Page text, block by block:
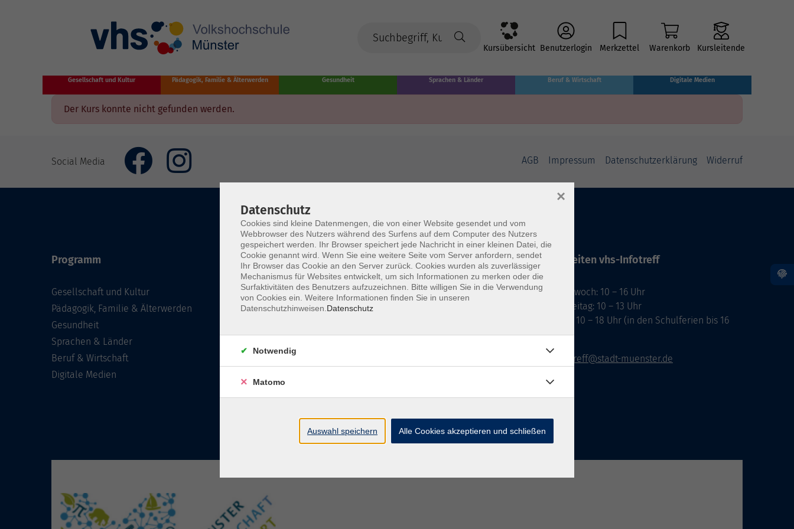
Kursübersicht Benutzerlogin Merkzettel Warenkorb Kursleitende
Gesellschaft und Kultur Pädagogik, Familie & Älterwerden Gesundheit Sprachen & Länder Beruf & Wirtschaft Digitale Medien
Der Kurs konnte nicht gefunden werden.
Social Media AGB Impressum Datenschutzerklärung Widerruf
Programm
Gesellschaft und Kultur
Pädagogik, Familie & Älterwerden
Gesundheit
Sprachen & Länder
Beruf & Wirtschaft
Digitale Medien
Volkshochschule Münster
Aegidiistraße 70
48143 Münster
vhs@stadt-muenster.de
Lage im Stadtplan
Öffnungszeiten vhs-Infotreff
Montag, Mittwoch: 10 – 16 Uhr
Dienstag, Freitag: 10 – 13 Uhr
Donnerstag: 10 – 18 Uhr (in den Schulferien bis 16
Uhr)
vhs-infotreff@stadt-muenster.de
Datenschutz
Cookies sind kleine Datenmengen, die von einer Website gesendet und vom
Webbrowser des Nutzers während des Surfens auf dem Computer des Nutzers
gespeichert werden. Ihr Browser speichert jede Nachricht in einer kleinen Datei, die
Cookie genannt wird. Wenn Sie eine weitere Seite vom Server anfordern, sendet
Ihr Browser das Cookie an den Server zurück. Cookies wurden als zuverlässiger
Mechanismus für Websites entwickelt, um sich Informationen zu merken oder die
Surfaktivitäten des Benutzers aufzuzeichnen. Bitte willigen Sie in die Verwendung
von Cookies ein. Weitere Informationen finden Sie in unseren
Datenschutzhinweisen. Datenschutz
×
Notwendig
Matomo
Auswahl speichern Alle Cookies akzeptieren und schließen